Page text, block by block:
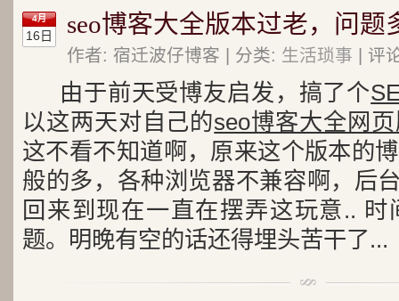
4月
16日 seo博客大全版本过老，问题
作者: 宿迁波仔博客 | 分类: 生活琐事 | 评
由于前天受博友启发，搞了个
以这两天对自己的seo博客大全网
这不看不知道啊，原来这个版本的
般的多，各种浏览器不兼容啊，后
回来到现在一直在摆弄这玩意..
题。明晚有空的话还得埋头苦干了...